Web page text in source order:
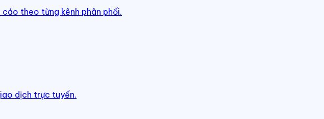
theo từng kênh phân phối.
dịch trực tuyến.